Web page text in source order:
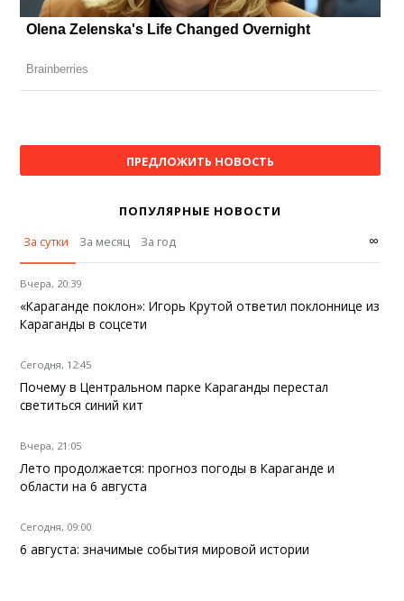
ПРЕДЛОЖИТЬ НОВОСТЬ
ПОПУЛЯРНЫЕ НОВОСТИ
За сутки
За месяц За год ∞
Вчера, 20:39
«Караганде поклон»: Игорь Крутой ответил поклоннице из
Караганды в соцсети
Сегодня, 12:45
Почему в Центральном парке Караганды перестал
светиться синий кит
Вчера, 21:05
Лето продолжается: прогноз погоды в Караганде и
области на 6 августа
Сегодня, 09:00
6 августа: значимые события мировой истории